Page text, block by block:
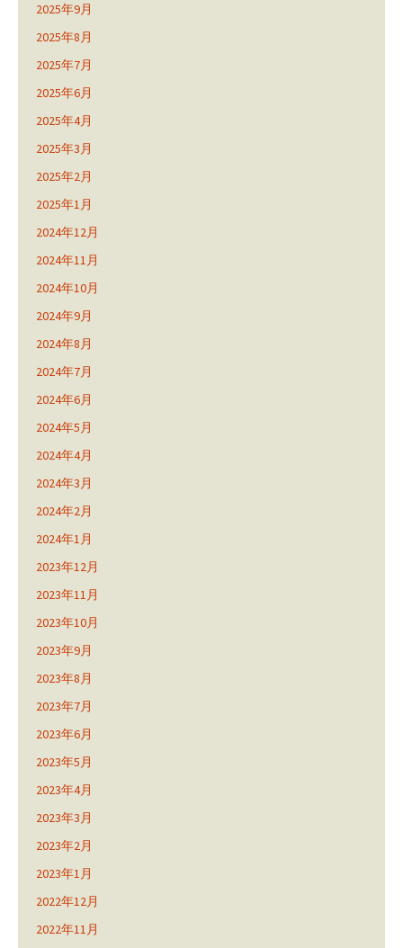
2025年9月
2025年8月
2025年7月
2025年6月
2025年4月
2025年3月
2025年2月
2025年1月
2024年12月
2024年11月
2024年10月
2024年9月
2024年8月
2024年7月
2024年6月
2024年5月
2024年4月
2024年3月
2024年2月
2024年1月
2023年12月
2023年11月
2023年10月
2023年9月
2023年8月
2023年7月
2023年6月
2023年5月
2023年4月
2023年3月
2023年2月
2023年1月
2022年12月
2022年11月